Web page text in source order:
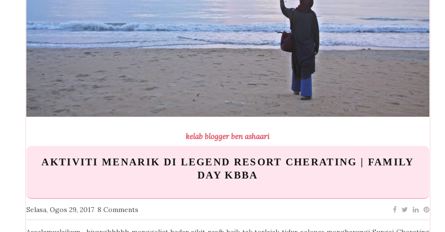
kelab blogger ben ashaari
AKTIVITI MENARIK DI LEGEND RESORT CHERATING | FAMILY
DAY KBBA
Selasa, Ogos 29, 2017 8 Comments